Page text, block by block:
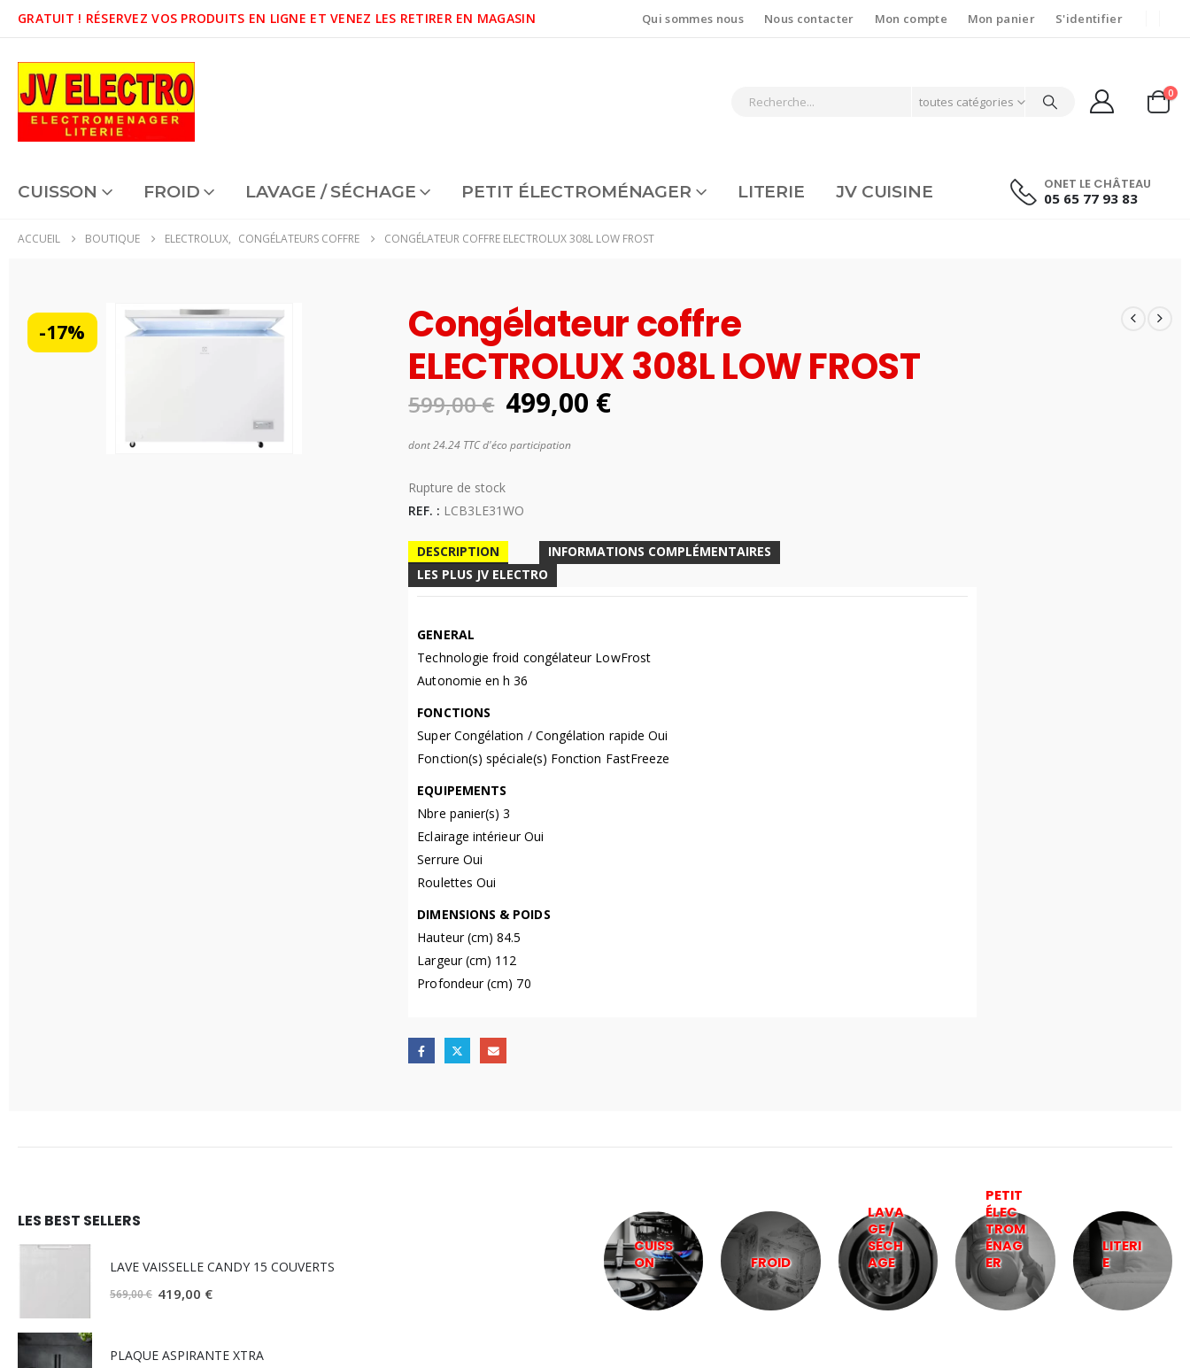
GRATUIT ! RÉSERVEZ VOS PRODUITS EN LIGNE ET VENEZ LES RETIRER EN MAGASIN Qui sommes nous Nous contacter Mon compte Mon panier S'identifier
toutes catégories
0
CUISSON FROID LAVAGE / SÉCHAGE PETIT ÉLECTROMÉNAGER LITERIE JV CUISINE ONET LE CHÂTEAU
05 65 77 93 83
ACCUEIL BOUTIQUE ELECTROLUX, CONGÉLATEURS COFFRE CONGÉLATEUR COFFRE ELECTROLUX 308L LOW FROST
-17%
Congélateur coffre
ELECTROLUX 308L LOW FROST
599,00€ Le
prix
initial
était :
599,00 €.
499,00 €Le
dont 24.24 TTC d'éco participation
Rupture de stock
REF. : LCB3LE31WO
DESCRIPTION
INFORMATIONS COMPLÉMENTAIRES
LES PLUS JV ELECTRO
GENERAL
Technologie froid congélateur LowFrost
Autonomie en h 36
FONCTIONS
Super Congélation / Congélation rapide Oui
Fonction(s) spéciale(s) Fonction FastFreeze
EQUIPEMENTS
Nbre panier(s) 3
Eclairage intérieur Oui
Serrure Oui
Roulettes Oui
DIMENSIONS & POIDS
Hauteur (cm) 84.5
Largeur (cm) 112
Profondeur (cm) 70
LES BEST SELLERS
LAVE VAISSELLE CANDY 15 COUVERTS
569,00€ Le
était :
419,00 €Le
est :
PLAQUE ASPIRANTE XTRA
CUISS
ON
FROID
LAVA
GE /
SÉCH
AGE
PETIT
ÉLEC
TROM
ÉNAG
ER
LITERI
E